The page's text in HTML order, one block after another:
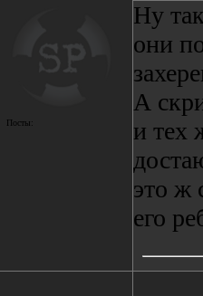
Посты:
Ну
они
А
и тех
это ж
его